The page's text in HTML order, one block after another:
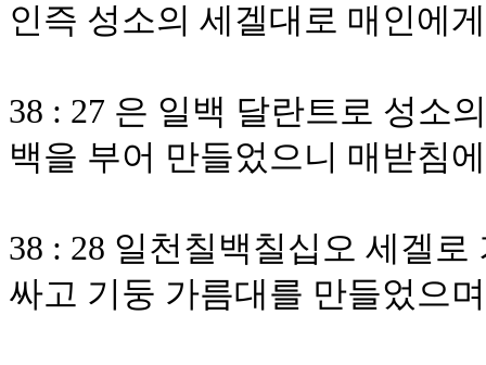
인즉 성소의 세겔대로 매인에
38 : 27 은 일백 달란트로 성소
백을 부어 만들었으니 매받침
38 : 28 일천칠백칠십오 세겔
싸고 기둥 가름대를 만들었으며